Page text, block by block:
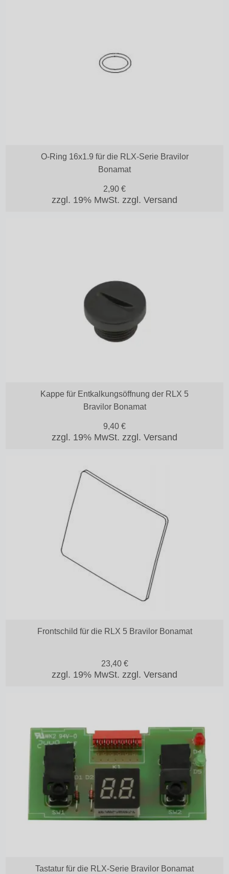
O-Ring 16x1.9 für die RLX-Serie Bravilor
Bonamat
zzgl. 19% MwSt. zzgl. Versand
2,90 €
Kappe für Entkalkungsöffnung der RLX 5
Bravilor Bonamat
zzgl. 19% MwSt. zzgl. Versand
9,40 €
Frontschild für die RLX 5 Bravilor Bonamat
zzgl. 19% MwSt. zzgl. Versand
23,40€
Tastatur für die RLX-Serie Bravilor Bonamat